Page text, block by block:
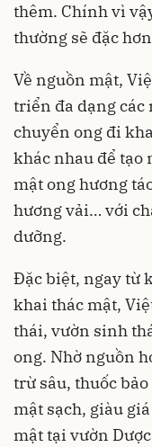
thêm. Chính vì
thường sẽ đặc
Về nguồn mật,
triển đa dạng các
chuyển ong đi
khác nhau để tạo
mật ong hương
hương vải… với
dưỡng.
Đặc biệt, ngay từ
khai thác mật,
thái, vườn sinh
ong. Nhờ nguồn
trừ sâu, thuốc
mật sạch, giàu
mật tại vườn